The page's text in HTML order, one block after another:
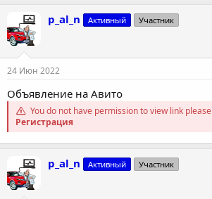
p_al_n Активный Участник
24 Июн 2022
Объявление на Авито
You do not have permission to view link please
Регистрация
p_al_n Активный Участник